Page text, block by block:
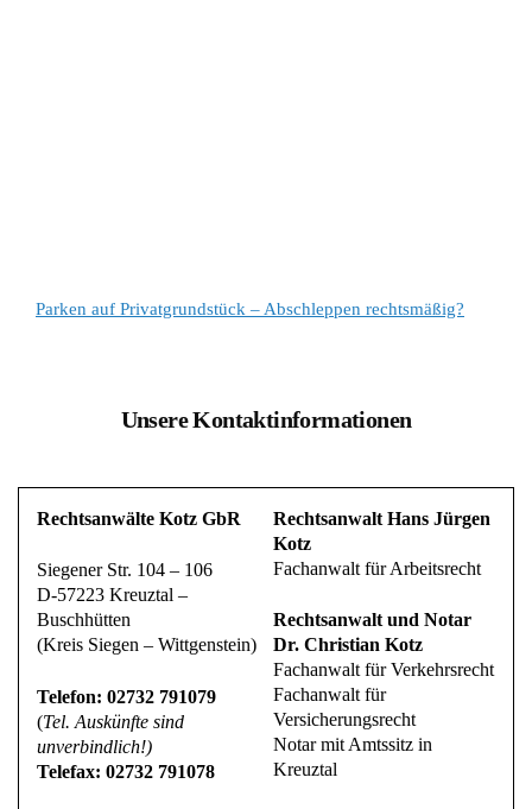
Parken auf Privatgrundstück – Abschleppen rechtsmäßig?
Unsere Kontaktinformationen
Rechtsanwälte Kotz GbR
Siegener Str. 104 – 106
D-57223 Kreuztal –
Buschhütten
(Kreis Siegen – Wittgenstein)
Telefon: 02732 791079
(Tel. Auskünfte sind
unverbindlich!)
Telefax: 02732 791078
Rechtsanwalt Hans Jürgen
Kotz
Fachanwalt für Arbeitsrecht
Rechtsanwalt und Notar
Dr. Christian Kotz
Fachanwalt für Verkehrsrecht
Fachanwalt für
Versicherungsrecht
Notar mit Amtssitz in
Kreuztal